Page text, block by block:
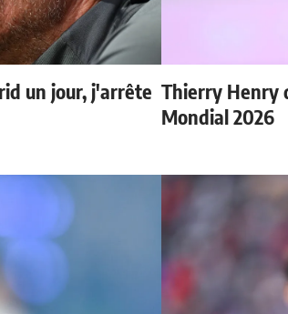
un jour, j'arrête Thierry Henry
Mondial 2026